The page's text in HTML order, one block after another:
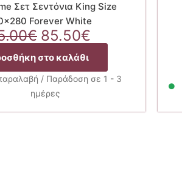
Σετ Σεντόνια King Size
Forever White
€ Original
price
was:
95.00€.
85.50€Η
τρέχουσα
είναι:
στο καλάθι
/ Παράδοση σε 1 - 3
ημέρες